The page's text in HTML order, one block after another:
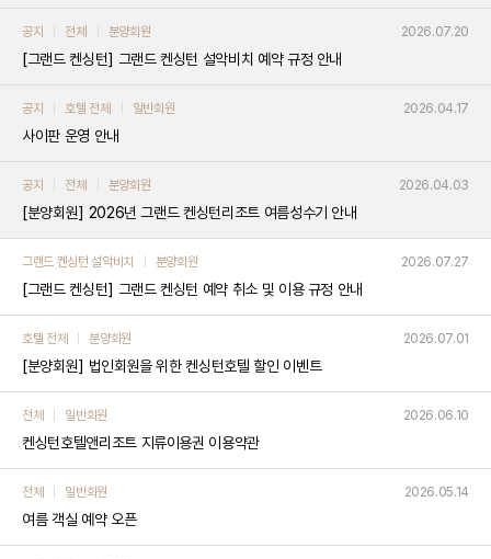
공지 전체 분양회원 2026.07.20
[그랜드 켄싱턴] 그랜드 켄싱턴 설악비치 예약 규정 안내
공지 호텔 전체 일반회원 2026.04.17
사이판 운영 안내
공지 전체 분양회원 2026.04.03
[분양회원] 2026년 그랜드 켄싱턴리조트 여름성수기 안내
그랜드 켄싱턴 설악비치 분양회원 2026.07.27
[그랜드 켄싱턴] 그랜드 켄싱턴 예약 취소 및 이용 규정 안내
호텔 전체 분양회원 2026.07.01
[분양회원] 법인회원을 위한 켄싱턴호텔 할인 이벤트
전체 일반회원 2026.06.10
켄싱턴호텔앤리조트 지류이용권 이용약관
전체 일반회원 2026.05.14
여름 객실 예약 오픈